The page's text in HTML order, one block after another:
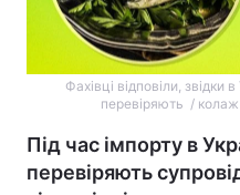
Фахівці відповіли, звідки
перевіряють /
Під час імпорту в
перевіряють